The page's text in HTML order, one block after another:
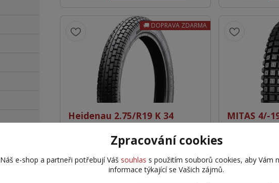
DOPRAVA ZDARMA
Heidenau 2.75/R19 K 34
Přidat do košíku
MITAS 4/-
Zpracování cookies
Náš e-shop a partneři potřebují Váš souhlas s použitím souborů cookies, aby Vám
informace týkající se Vašich zájmů.